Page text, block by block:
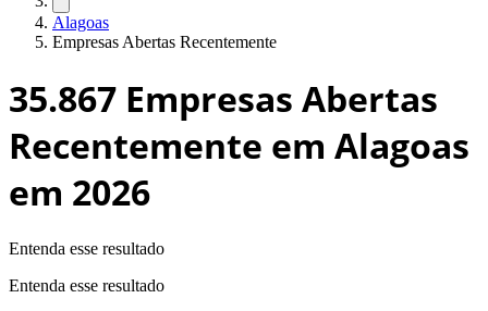
Alagoas
Empresas Abertas Recentemente
35.867 Empresas Abertas
Recentemente em Alagoas
em 2026
Entenda esse resultado
Entenda esse resultado